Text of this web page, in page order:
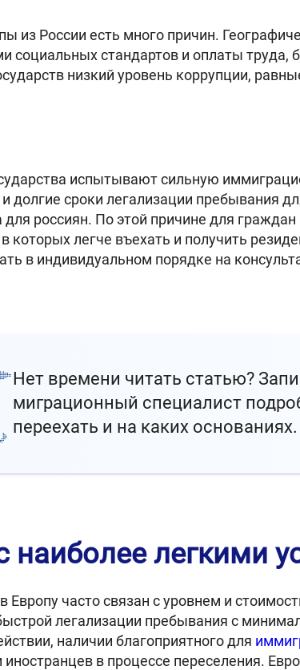
из России есть много причин.
социальных стандартов и оплаты
низкий уровень коррупции,
испытывают сильную
долгие сроки легализации пребывания
россиян. По этой причине для
которых легче въехать и получить
в индивидуальном порядке на
Нет времени читать статью?
миграционный специалист
переехать и на каких основаниях.
наиболее легкими
Европу часто связан с уровнем и
легализации пребывания с
наличии благоприятного для
в процессе переселения.